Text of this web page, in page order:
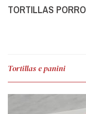
TORTILLAS
Tortillas e panini